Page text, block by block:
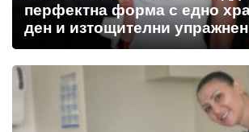
перфектна форма с едно
ден и изтощителни